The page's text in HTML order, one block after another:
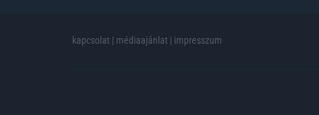
kapcsolat | médiaajánlat | impresszum